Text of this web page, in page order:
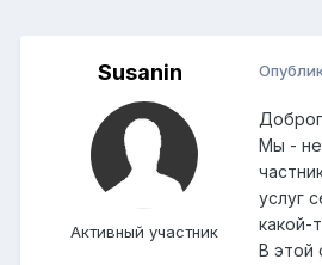
Susanin
Активный участник
Мы -
услуг
какой-
В этой